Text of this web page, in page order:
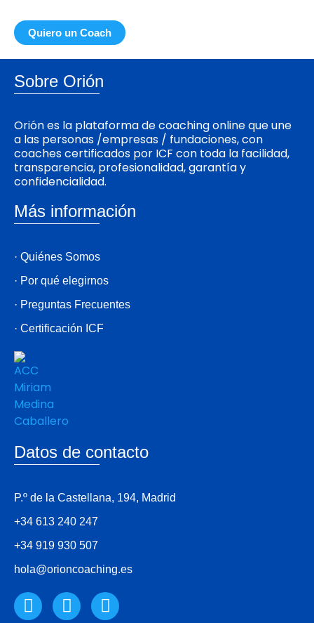
Quiero un Coach
Sobre Orión
Orión es la plataforma de coaching online que une
a las personas /empresas / fundaciones, con
coaches certificados por ICF con toda la facilidad,
transparencia, profesionalidad, garantía y
confidencialidad.
Más información
· Quiénes Somos
· Por qué elegirnos
· Preguntas Frecuentes
· Certificación ICF
Datos de contacto
P.º de la Castellana, 194, Madrid
+34 613 240 247
+34 919 930 507
hola@orioncoaching.es